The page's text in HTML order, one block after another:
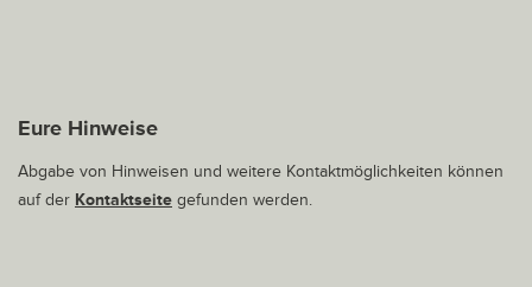
Eure Hinweise
Abgabe von Hinweisen und weitere Kontaktmöglichkeiten können
auf der Kontaktseite gefunden werden.